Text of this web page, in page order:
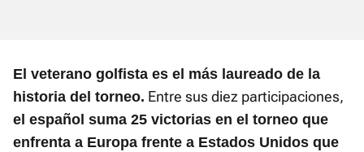
El veterano golfista es el más laureado de la
historia del torneo. Entre sus diez participaciones,
el español suma 25 victorias en el torneo que
enfrenta a Europa frente a Estados Unidos que